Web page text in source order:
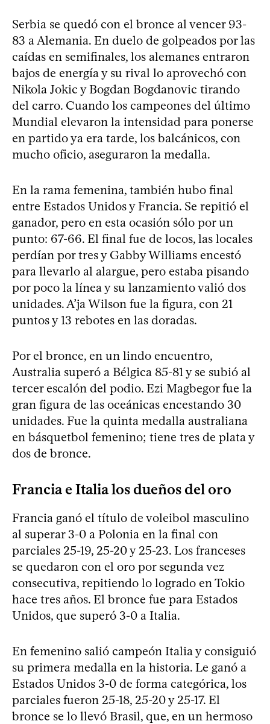
Serbia se quedó con el bronce al vencer 93-
83 a Alemania. En duelo de golpeados por las
caídas en semifinales, los alemanes entraron
bajos de energía y su rival lo aprovechó con
Nikola Jokic y Bogdan Bogdanovic tirando
del carro. Cuando los campeones del último
Mundial elevaron la intensidad para ponerse
en partido ya era tarde, los balcánicos, con
mucho oficio, aseguraron la medalla.
En la rama femenina, también hubo final
entre Estados Unidos y Francia. Se repitió el
ganador, pero en esta ocasión sólo por un
punto: 67-66. El final fue de locos, las locales
perdían por tres y Gabby Williams encestó
para llevarlo al alargue, pero estaba pisando
por poco la línea y su lanzamiento valió dos
unidades. A’ja Wilson fue la figura, con 21
puntos y 13 rebotes en las doradas.
Por el bronce, en un lindo encuentro,
Australia superó a Bélgica 85-81 y se subió al
tercer escalón del podio. Ezi Magbegor fue la
gran figura de las oceánicas encestando 30
unidades. Fue la quinta medalla australiana
en básquetbol femenino; tiene tres de plata y
dos de bronce.
Francia e Italia los dueños del oro
Francia ganó el título de voleibol masculino
al superar 3-0 a Polonia en la final con
parciales 25-19, 25-20 y 25-23. Los franceses
se quedaron con el oro por segunda vez
consecutiva, repitiendo lo logrado en Tokio
hace tres años. El bronce fue para Estados
Unidos, que superó 3-0 a Italia.
En femenino salió campeón Italia y consiguió
su primera medalla en la historia. Le ganó a
Estados Unidos 3-0 de forma categórica, los
parciales fueron 25-18, 25-20 y 25-17. El
bronce se lo llevó Brasil, que, en un hermoso